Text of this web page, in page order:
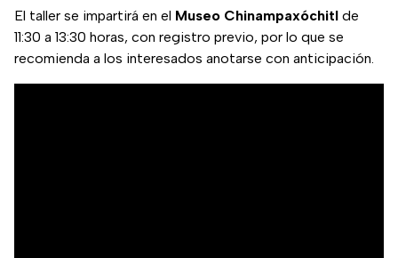
El taller se impartirá en el Museo Chinampaxóchitl de
11:30 a 13:30 horas, con registro previo, por lo que se
recomienda a los interesados anotarse con anticipación.